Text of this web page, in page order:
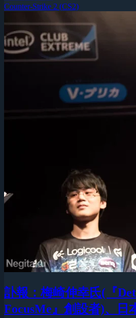
Counter-Strike 2 (CS2)
訃報：梅崎伸幸氏(『
FocusMe』創設者)、日